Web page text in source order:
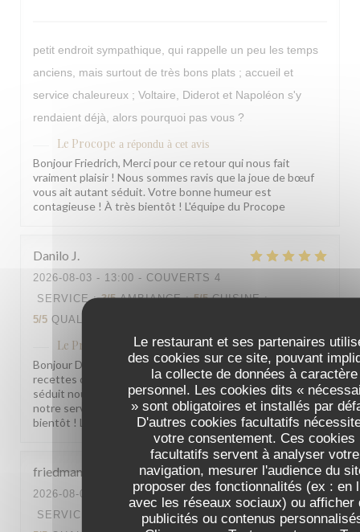
Le restaurant et ses partenaires
des cookies sur ce site, pouvant
la collecte de données à caractère
personnel. Les cookies dits «
» sont obligatoires et installés par
D'autres cookies facultatifs
votre consentement. Ces cookies
facultatifs servent à analyser votre
navigation, mesurer l'audience du
proposer des fonctionnalités (ex : en
avec les réseaux sociaux) ou afficher
publicités ou contenus
petit endroit sympathique, qui rappelle un peu les temps
anciens, mais surtout de très bons plats ; accueil et
service chaleureux ; Voltaire, Diderot et Napoléon s'y
rendaient déjà, alors pourquoi pas vous ?
Le Procope a répondu à cet avis
Bonjour Friedrich, Merci pour ce retour qui nous fait
vraiment plaisir ! Nous sommes ravis que la joue de bœuf
vous ait autant séduit. Votre bonne humeur est
contagieuse ! À très bientôt ! L'équipe du Procope
Danilo J
2026-08-03 - 13:00 - COUVERTS 4
SERVICE: 3/5 AMBIANCE: 5/5 CUISINE:
5/5 QUALITÉ / PRIX
Le Procope a répondu à cet avis
Bonjour Danilo, Merci pour ce beau retour ! Savoir que nos
recettes d'antan et l'âme de notre établissement vous ont
séduit nous fait vraiment plaisir. Concernant l'accueil de
notre serveuse, nous en prenons bonne note. À très
bientôt ! L'équipe du Procope
friedman
2026-08-03
- 12:30 - COUVERTS 2
SERVICE
AMBIANCE: 5 /5 CUISINE: